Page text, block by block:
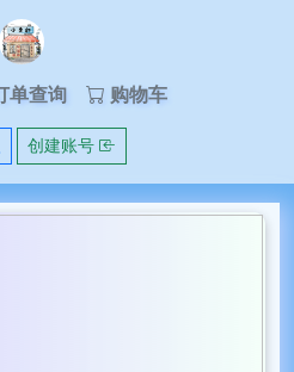
单查询 购物车
创建账号